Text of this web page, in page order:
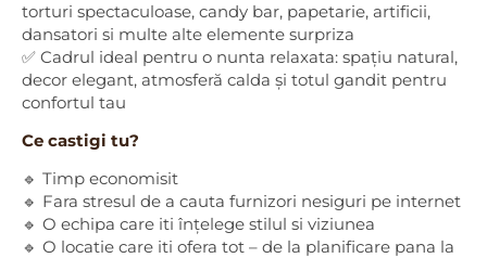
torturi spectaculoase, candy bar, papetarie, artificii,
dansatori si multe alte elemente surpriza
✅ Cadrul ideal pentru o nunta relaxata: spațiu natural,
decor elegant, atmosferă calda și totul gandit pentru
confortul tau
Ce castigi tu?
🔹 Timp economisit
🔹 Fara stresul de a cauta furnizori nesiguri pe internet
🔹 O echipa care iti înțelege stilul si viziunea
🔹 O locatie care iti ofera tot – de la planificare pana la